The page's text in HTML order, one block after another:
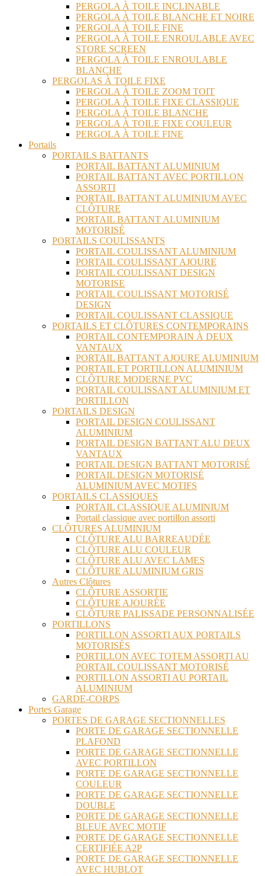
PERGOLA À TOILE INCLINABLE
PERGOLA À TOILE BLANCHE ET NOIRE
PERGOLA À TOILE FINE
PERGOLA À TOILE ENROULABLE AVEC
STORE SCREEN
PERGOLA À TOILE ENROULABLE
BLANCHE
PERGOLAS À TOILE FIXE
PERGOLA À TOILE ZOOM TOIT
PERGOLA À TOILE FIXE CLASSIQUE
PERGOLA À TOILE BLANCHE
PERGOLA À TOILE FIXE COULEUR
PERGOLA À TOILE FINE
Portails
PORTAILS BATTANTS
PORTAIL BATTANT ALUMINIUM
PORTAIL BATTANT AVEC PORTILLON
ASSORTI
PORTAIL BATTANT ALUMINIUM AVEC
CLÔTURE
PORTAIL BATTANT ALUMINIUM
MOTORISÉ
PORTAILS COULISSANTS
PORTAIL COULISSANT ALUMINIUM
PORTAIL COULISSANT AJOURE
PORTAIL COULISSANT DESIGN
MOTORISE
PORTAIL COULISSANT MOTORISÉ
DESIGN
PORTAIL COULISSANT CLASSIQUE
PORTAILS ET CLÔTURES CONTEMPORAINS
PORTAIL CONTEMPORAIN À DEUX
VANTAUX
PORTAIL BATTANT AJOURE ALUMINIUM
PORTAIL ET PORTILLON ALUMINIUM
CLÔTURE MODERNE PVC
PORTAIL COULISSANT ALUMINIUM ET
PORTILLON
PORTAILS DESIGN
PORTAIL DESIGN COULISSANT
ALUMINIUM
PORTAIL DESIGN BATTANT ALU DEUX
VANTAUX
PORTAIL DESIGN BATTANT MOTORISÉ
PORTAIL DESIGN MOTORISÉ
ALUMINIUM AVEC MOTIFS
PORTAILS CLASSIQUES
PORTAIL CLASSIQUE ALUMINIUM
Portail classique avec portillon assorti
CLÔTURES ALUMINIUM
CLÔTURE ALU BARREAUDÉE
CLÔTURE ALU COULEUR
CLÔTURE ALU AVEC LAMES
CLÔTURE ALUMINIUM GRIS
Autres Clôtures
CLÔTURE ASSORTIE
CLÔTURE AJOURÉE
CLÔTURE PALISSADE PERSONNALISÉE
PORTILLONS
PORTILLON ASSORTI AUX PORTAILS
MOTORISÉS
PORTILLON AVEC TOTEM ASSORTI AU
PORTAIL COULISSANT MOTORISÉ
PORTILLON ASSORTI AU PORTAIL
ALUMINIUM
GARDE-CORPS
Portes Garage
PORTES DE GARAGE SECTIONNELLES
PORTE DE GARAGE SECTIONNELLE
PLAFOND
PORTE DE GARAGE SECTIONNELLE
AVEC PORTILLON
PORTE DE GARAGE SECTIONNELLE
COULEUR
PORTE DE GARAGE SECTIONNELLE
DOUBLE
PORTE DE GARAGE SECTIONNELLE
BLEUE AVEC MOTIF
PORTE DE GARAGE SECTIONNELLE
CERTIFIÉE A2P
PORTE DE GARAGE SECTIONNELLE
AVEC HUBLOT